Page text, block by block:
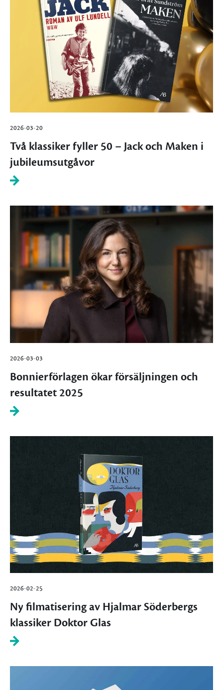
2026-03-20
Två klassiker fyller 50 – Jack och Maken i
jubileumsutgåvor
2026-03-03
Bonnierförlagen ökar försäljningen och
resultatet 2025
2026-02-25
Ny filmatisering av Hjalmar Söderbergs
klassiker Doktor Glas